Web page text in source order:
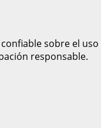
sobre el
responsable.